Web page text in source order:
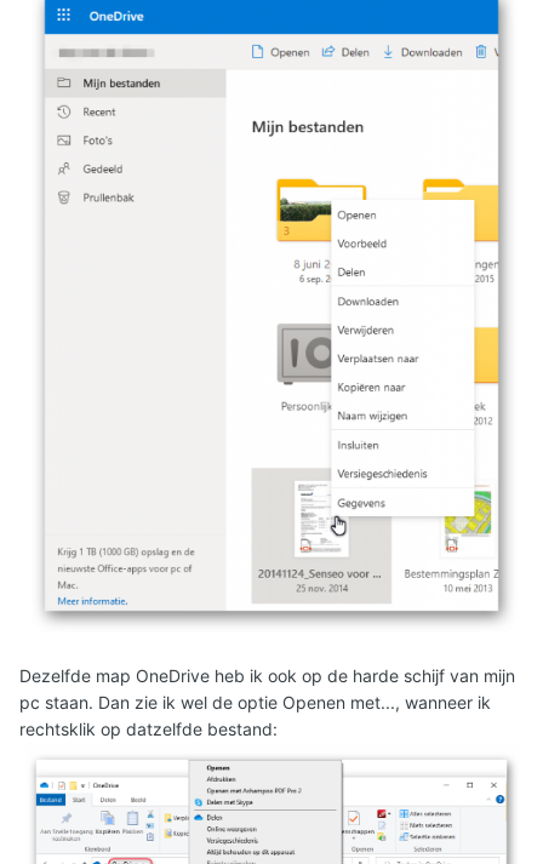
Dezelfde map OneDrive heb ik ook op de harde schijf van mijn
pc staan. Dan zie ik wel de optie Openen met..., wanneer ik
rechtsklik op datzelfde bestand: